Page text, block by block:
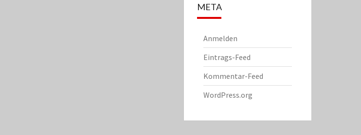
META
Anmelden
Eintrags-Feed
Kommentar-Feed
WordPress.org